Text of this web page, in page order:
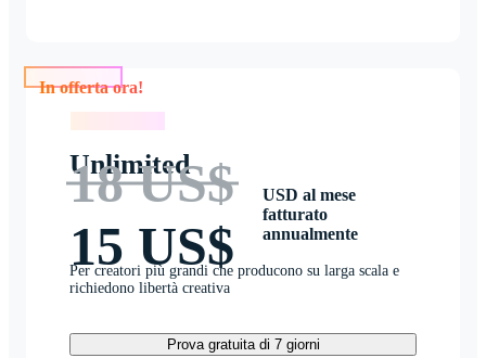
Unlimited
18 US$
15 US$
USD al mese
fatturato
annualmente
Per creatori più grandi che producono su larga scala e
richiedono libertà creativa
Prova gratuita di 7 giorni